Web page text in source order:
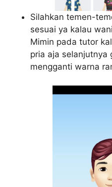
Silahkan temen-
sesuai ya kalau
Mimin pada tutor
pria aja selanjutnya
mengganti warna